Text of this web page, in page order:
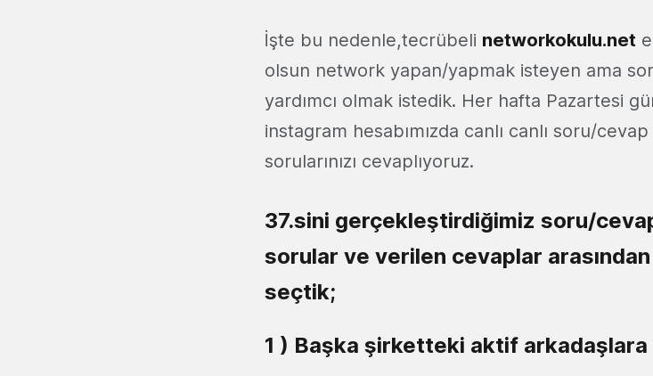
İşte bu nedenle,tecrübeli networkokulu.net
olsun network yapan/yapmak isteyen ama
yardımcı olmak istedik. Her hafta Pazartesi
instagram hesabımızda canlı canlı soru/
sorularınızı cevaplıyoruz.
37.sini gerçekleştirdiğimiz soru/
sorular ve verilen cevaplar
seçtik;
1 ) Başka şirketteki aktif